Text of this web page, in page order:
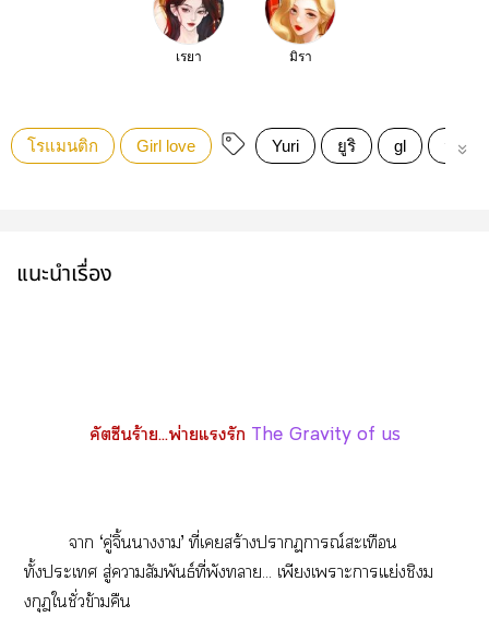
เรยา มิรา
โรแมนติก Girl love Yuri ยูริ gl นิยาย
แนะนำเรื่อง
คัตซีนร้าย...พ่ายแรัก The Gravity of us
า ‘คู่จิ้นาา’ ที่เสร้างาการณ์สะเทือน
ทั้งะเ สู่าสัมพันธ์ที่พังา... เพียงเาะาแย่งชิงม
งกุฎใชั่วข้ามคืน